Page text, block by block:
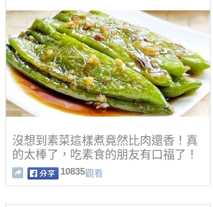
沒想到素菜這樣煮竟然比肉還香！真
的太棒了，吃素食的朋友有口福了！
10835觀看